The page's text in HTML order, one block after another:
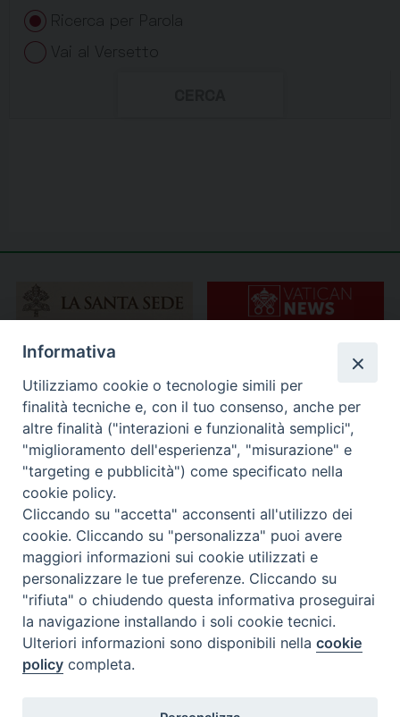
Informativa
Utilizziamo cookie o tecnologie simili per
finalità tecniche e, con il tuo consenso, anche per
altre finalità ("interazioni e funzionalità semplici",
"miglioramento dell'esperienza", "misurazione" e
"targeting e pubblicità") come specificato nella
cookie policy.
Cliccando su "accetta" acconsenti all'utilizzo dei
cookie. Cliccando su "personalizza" puoi avere
maggiori informazioni sui cookie utilizzati e
personalizzare le tue preferenze. Cliccando su
"rifiuta" o chiudendo questa informativa proseguirai
la navigazione installando i soli cookie tecnici.
Ulteriori informazioni sono disponibili nellacookie
policy completa.